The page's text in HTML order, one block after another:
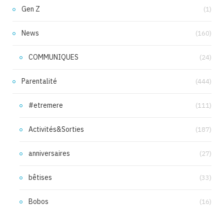
Gen Z (1)
News (160)
COMMUNIQUES (24)
Parentalité (444)
#etremere (111)
Activités&Sorties (187)
anniversaires (27)
bêtises (33)
Bobos (16)